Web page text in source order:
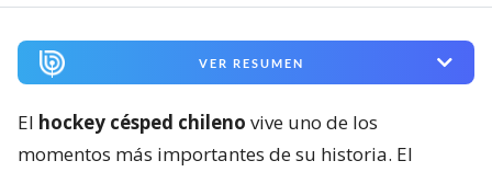
VER RESUMEN
El hockey césped chileno vive uno de los
momentos más importantes de su historia. El